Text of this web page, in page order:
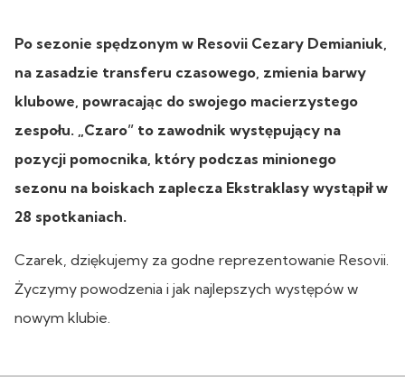
Po sezonie spędzonym w Resovii Cezary Demianiuk,
na zasadzie transferu czasowego, zmienia barwy
klubowe, powracając do swojego macierzystego
zespołu. „Czaro” to zawodnik występujący na
pozycji pomocnika, który podczas minionego
sezonu na boiskach zaplecza Ekstraklasy wystąpił w
28 spotkaniach.
Czarek, dziękujemy za godne reprezentowanie Resovii.
Życzymy powodzenia i jak najlepszych występów w
nowym klubie.